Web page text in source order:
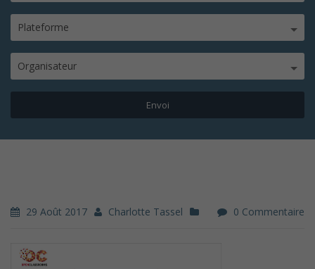
Plateforme
Organisateur
29 Août 2017 Charlotte Tassel 0 Commentaire